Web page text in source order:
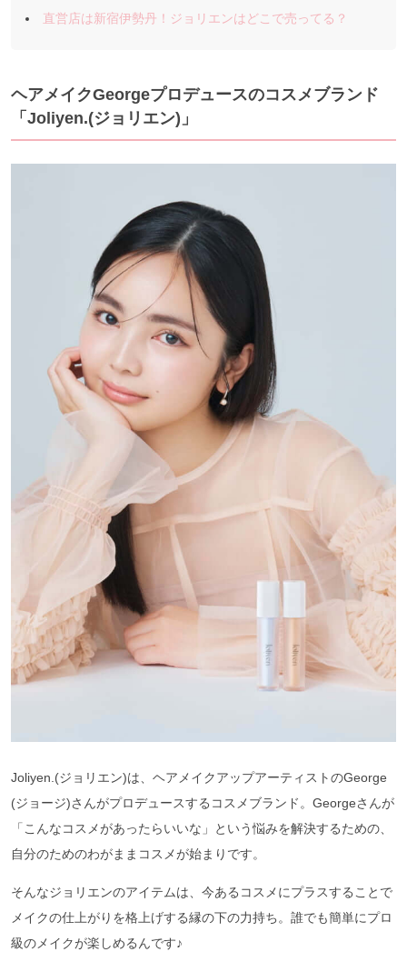
直営店は新宿伊勢丹！ジョリエンはどこで売ってる？
ヘアメイクGeorgeプロデュースのコスメブランド
「Joliyen.(ジョリエン)」
Joliyen.(ジョリエン)は、ヘアメイクアップアーティストのGeorge
(ジョージ)さんがプロデュースするコスメブランド。Georgeさんが
「こんなコスメがあったらいいな」という悩みを解決するための、
自分のためのわがままコスメが始まりです。
そんなジョリエンのアイテムは、今あるコスメにプラスすることで
メイクの仕上がりを格上げする縁の下の力持ち。誰でも簡単にプロ
級のメイクが楽しめるんです♪